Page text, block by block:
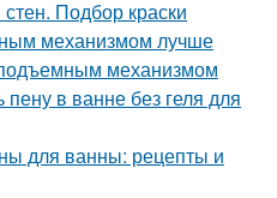
Подбор краски
механизмом лучше
механизмом
пену в ванне без геля для
для ванны: рецепты и